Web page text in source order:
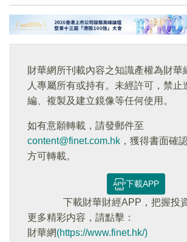
財華網所刊載內容之知識產權為財華
人專屬所有或持有。未經許可，禁止
編、複製及建立鏡像等任何使用。
如有意願轉載，請發郵件至
content@finet.com.hk ，獲得書面確
方可轉載。
下載APP
下載財華財經APP，把握投
更多精彩内容，請點擊：
財華網(https://www.finet.hk/)